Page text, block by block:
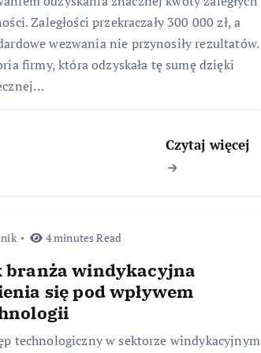
Zaległości przekraczały 300 000 zł, a
wezwania nie przynosiły rezultatów.
firmy, która odzyskała tę sumę dzięki
Czytaj więcej
4 minutes Read
branża windykacyjna
się pod wpływem
technologiczny w sektorze windykacyjnym